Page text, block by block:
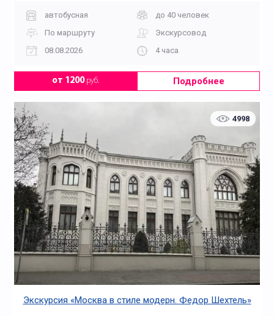
автобусная
до 40 человек
По маршруту
Экскурсовод
08.08.2026
4 часа
от 1200руб. Подробнее
4998
Экскурсия «Москва в стиле модерн. Федор Шехтель»